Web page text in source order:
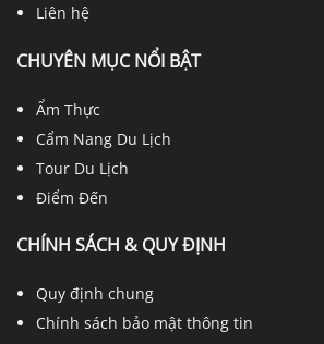
Liên hệ
CHUYÊN MỤC NỔI BẬT
Ẩm Thực
Cẩm Nang Du Lịch
Tour Du Lịch
Điểm Đến
CHÍNH SÁCH & QUY ĐỊNH
Quy định chung
Chính sách bảo mật thông tin